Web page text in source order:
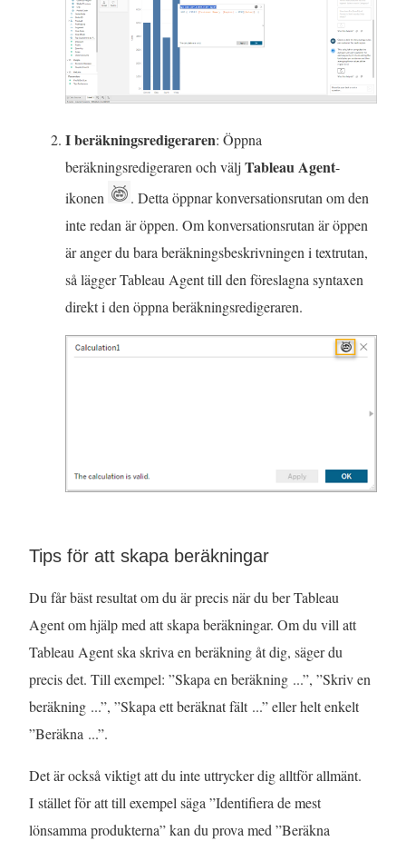
I beräkningsredigeraren: Öppna
beräkningsredigeraren och välj Tableau Agent-
ikonen
. Detta öppnar konversationsrutan om den
inte redan är öppen. Om konversationsrutan är öppen
är anger du bara beräkningsbeskrivningen i textrutan,
så lägger Tableau Agent till den föreslagna syntaxen
direkt i den öppna beräkningsredigeraren.
Tips för att skapa beräkningar
Du får bäst resultat om du är precis när du ber Tableau
Agent om hjälp med att skapa beräkningar. Om du vill att
Tableau Agent ska skriva en beräkning åt dig, säger du
precis det. Till exempel: ”Skapa en beräkning ...”, ”Skriv en
beräkning ...”, ”Skapa ett beräknat fält ...” eller helt enkelt
”Beräkna ...”.
Det är också viktigt att du inte uttrycker dig alltför allmänt.
I stället för att till exempel säga ”Identifiera de mest
lönsamma produkterna” kan du prova med ”Beräkna